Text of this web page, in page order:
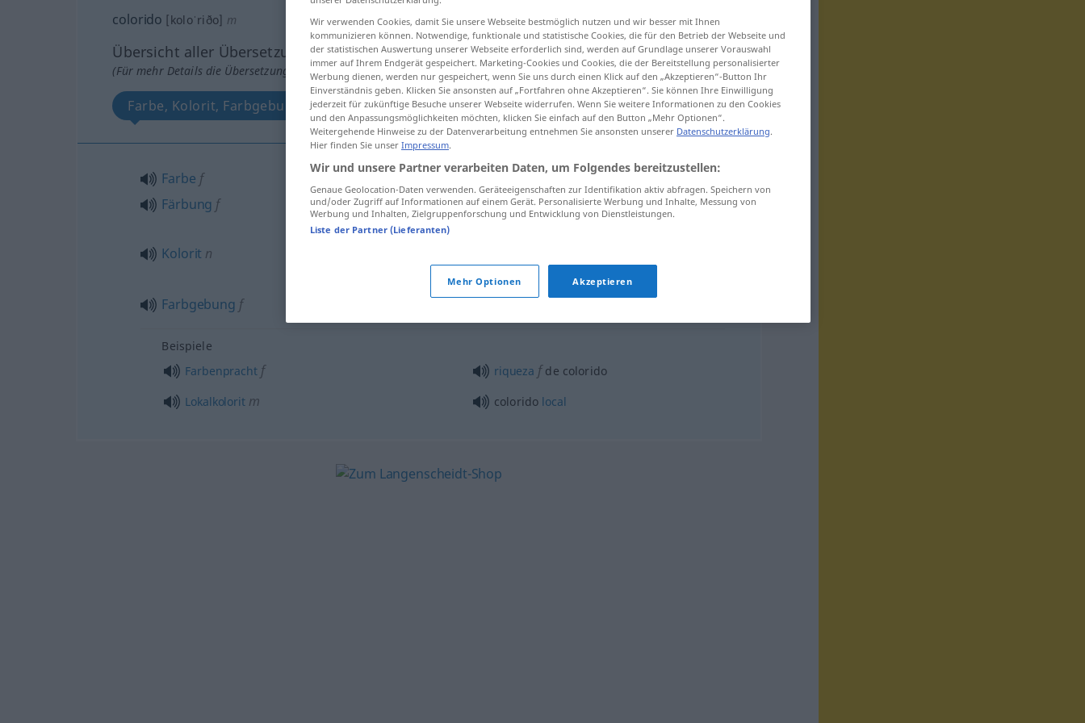
colorido [koloˈriðo] m
Übersicht aller Übersetzungen
(Für mehr Details die Übersetzung anklicken/antippen)
Farbe, Kolorit, Farbgebung, Färbung
Farbe f
Färbung f
Kolorit n
Farbgebung f
Beispiele
Farbenprachtf riqueza fde colorido
Lokalkoloritm colorido local
Wir verwenden Cookies, damit Sie unsere Webseite bestmöglich nutzen und wir besser mit Ihnen
kommunizieren können. Notwendige, funktionale und statistische Cookies, die für den Betrieb der Webseite und
der statistischen Auswertung unserer Webseite erforderlich sind, werden auf Grundlage unserer Vorauswahl
immer auf Ihrem Endgerät gespeichert. Marketing-Cookies und Cookies, die der Bereitstellung personalisierter
Werbung dienen, werden nur gespeichert, wenn Sie uns durch einen Klick auf den „Akzeptieren“-Button Ihr
Einverständnis geben. Klicken Sie ansonsten auf „Fortfahren ohne Akzeptieren“. Sie können Ihre Einwilligung
jederzeit für zukünftige Besuche unserer Webseite widerrufen. Wenn Sie weitere Informationen zu den Cookies
und den Anpassungsmöglichkeiten möchten, klicken Sie einfach auf den Button „Mehr Optionen“.
Weitergehende Hinweise zu der Datenverarbeitung entnehmen Sie ansonsten unserer Datenschutzerklärung.
Hier finden Sie unser Impressum.
Wir und unsere Partner verarbeiten Daten, um Folgendes bereitzustellen:
Genaue Geolocation-Daten verwenden. Geräteeigenschaften zur Identifikation aktiv abfragen. Speichern von
und/oder Zugriff auf Informationen auf einem Gerät. Personalisierte Werbung und Inhalte, Messung von
Werbung und Inhalten, Zielgruppenforschung und Entwicklung von Dienstleistungen.
Liste der Partner (Lieferanten)
Mehr Optionen Akzeptieren